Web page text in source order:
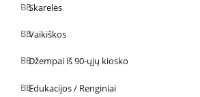
Skarelės
Vaikiškos
Džempai iš 90-ųjų kiosko
Edukacijos / Renginiai